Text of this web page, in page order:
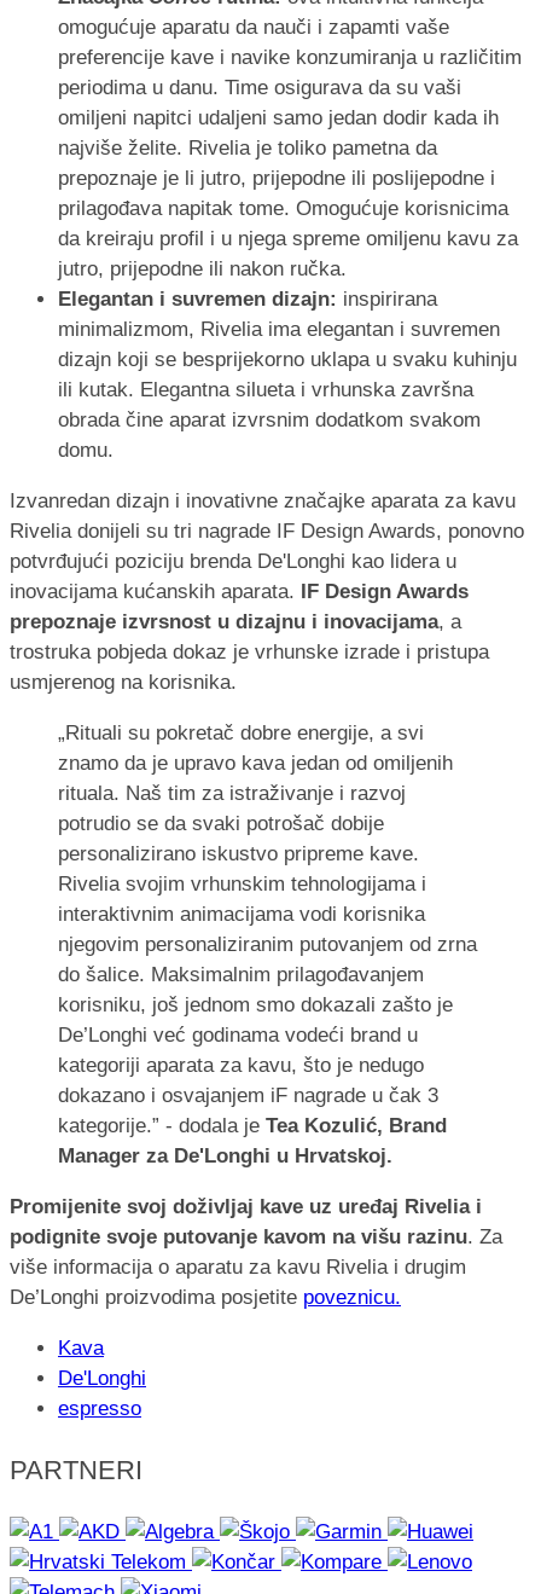
omogućuje aparatu da nauči i zapamti vaše
preferencije kave i navike konzumiranja u različitim
periodima u danu. Time osigurava da su vaši
omiljeni napitci udaljeni samo jedan dodir kada ih
najviše želite. Rivelia je toliko pametna da
prepoznaje je li jutro, prijepodne ili poslijepodne i
prilagođava napitak tome. Omogućuje korisnicima
da kreiraju profil i u njega spreme omiljenu kavu za
jutro, prijepodne ili nakon ručka.
Elegantan i suvremen dizajn: inspirirana
minimalizmom, Rivelia ima elegantan i suvremen
dizajn koji se besprijekorno uklapa u svaku kuhinju
ili kutak. Elegantna silueta i vrhunska završna
obrada čine aparat izvrsnim dodatkom svakom
domu.
Izvanredan dizajn i inovativne značajke aparata za kavu
Rivelia donijeli su tri nagrade IF Design Awards, ponovno
potvrđujući poziciju brenda De'Longhi kao lidera u
inovacijama kućanskih aparata. IF Design Awards
prepoznaje izvrsnost u dizajnu i inovacijama, a
trostruka pobjeda dokaz je vrhunske izrade i pristupa
usmjerenog na korisnika.
„Rituali su pokretač dobre energije, a svi
znamo da je upravo kava jedan od omiljenih
rituala. Naš tim za istraživanje i razvoj
potrudio se da svaki potrošač dobije
personalizirano iskustvo pripreme kave.
Rivelia svojim vrhunskim tehnologijama i
interaktivnim animacijama vodi korisnika
njegovim personaliziranim putovanjem od zrna
do šalice. Maksimalnim prilagođavanjem
korisniku, još jednom smo dokazali zašto je
De’Longhi već godinama vodeći brand u
kategoriji aparata za kavu, što je nedugo
dokazano i osvajanjem iF nagrade u čak 3
kategorije.” - dodala je Tea Kozulić, Brand
Manager za De'Longhi u Hrvatskoj.
Promijenite svoj doživljaj kave uz uređaj Rivelia i
podignite svoje putovanje kavom na višu razinu. Za
više informacija o aparatu za kavu Rivelia i drugim
De’Longhi proizvodima posjetite poveznicu.
Kava
De'Longhi
espresso
PARTNERI